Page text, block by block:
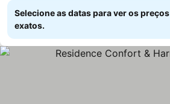
Selecione as datas para ver os preços
exatos.